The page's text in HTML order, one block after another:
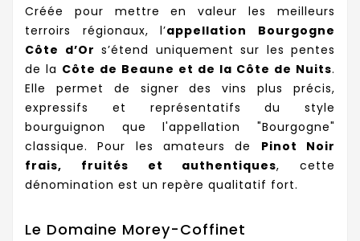
Créée pour mettre en valeur les meilleurs
terroirs régionaux, l’appellation Bourgogne
Côte d’Or s’étend uniquement sur les pentes
de la Côte de Beaune et de la Côte de Nuits.
Elle permet de signer des vins plus précis,
expressifs et représentatifs du style
bourguignon que l'appellation "Bourgogne"
classique. Pour les amateurs de Pinot Noir
frais, fruités et authentiques, cette
dénomination est un repère qualitatif fort.
Le Domaine Morey-Coffinet